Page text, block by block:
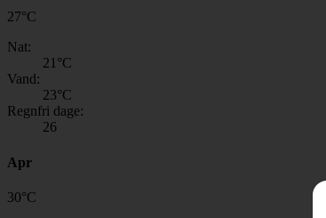
27°C
Nat:
21 °C
Vand:
23°C
Regnfri dage:
26
Apr
30°C